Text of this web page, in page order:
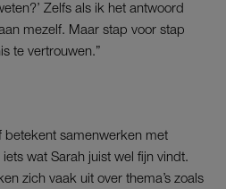
Zelfs als ik het antwoord
mezelf. Maar stap voor stap
te vertrouwen.”
samenwerken met
wat Sarah juist wel fijn vindt.
zich vaak uit over thema’s zoals